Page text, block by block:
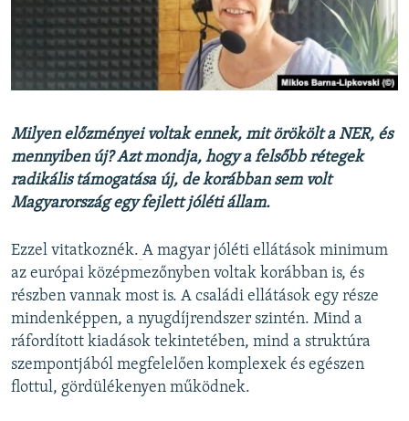
Milyen előzményei voltak ennek, mit örökölt a NER, és
mennyiben új? Azt mondja, hogy a felsőbb rétegek
radikális támogatása új, de korábban sem volt
Magyarország egy fejlett jóléti állam.
Ezzel vitatkoznék. ​A magyar jóléti ellátások minimum
az európai középmezőnyben voltak korábban is, és
részben vannak most is. A családi ellátások egy része
mindenképpen, a nyugdíjrendszer szintén. Mind a
ráfordított kiadások tekintetében, mind a struktúra
szempontjából megfelelően komplexek és egészen
flottul, gördülékenyen működnek.